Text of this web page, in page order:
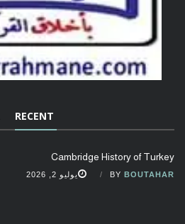
RECENT
Cambridge History of Turkey
BY BOUTAHAR يوليو 2, 2026